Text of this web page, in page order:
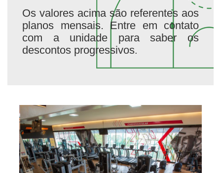
Os valores acima são referentes aos
planos mensais. Entre em contato
com a unidade para saber os
descontos progressivos.